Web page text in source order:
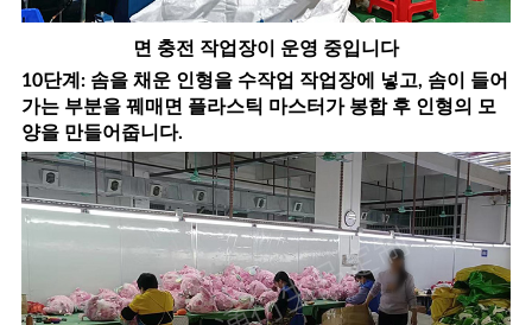
면 충전 작업장이 운영 중입니다
10단계: 솜을 채운 인형을 수작업 작업장에 넣고, 솜이 들어
가는 부분을 꿰매면 플라스틱 마스터가 봉합 후 인형의 모
양을 만들어줍니다.